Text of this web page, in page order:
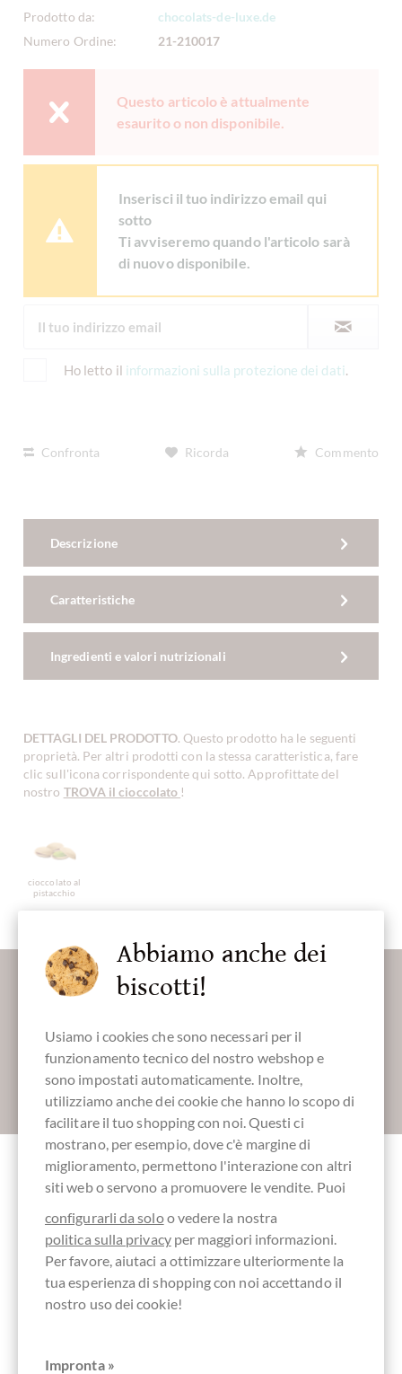
Prodotto da:
chocolats-de-luxe.de
Numero Ordine:
21-210017
Questo articolo è attualmente
esaurito o non disponibile.
Inserisci il tuo indirizzo email qui
sotto
Ti avviseremo quando l'articolo sarà
di nuovo disponibile.
Ho letto il informazioni sulla protezione dei dati.
Confronta Ricorda Commento
Descrizione
Caratteristiche
Ingredienti e valori nutrizionali
DETTAGLI DEL PRODOTTO. Questo prodotto ha le seguenti
proprietà. Per altri prodotti con la stessa caratteristica, fare
clic sull'icona corrispondente qui sotto. Approfittate del
nostro TROVA il cioccolato !
cioccolato al
pistacchio
Maggiori informazioni sul buon cioccolato?
Registrati qui per i nostri SchokoNEWS:
Absenden
Altri clienti valutati Pistazien Vergnügen -
Schokolade mit Pistazie
Scrivi la prima recensione e aiuta gli altri clienti. Grazie
per il vostro sostegno.
Abbiamo anche dei
biscotti!
Usiamo i cookies che sono necessari per il
funzionamento tecnico del nostro webshop e
sono impostati automaticamente. Inoltre,
utilizziamo anche dei cookie che hanno lo scopo di
facilitare il tuo shopping con noi. Questi ci
mostrano, per esempio, dove c'è margine di
miglioramento, permettono l'interazione con altri
siti web o servono a promuovere le vendite. Puoi
configurarli da soloo vedere la nostra
politica sulla privacyper maggiori informazioni.
Per favore, aiutaci a ottimizzare ulteriormente la
tua esperienza di shopping con noi accettando il
nostro uso dei cookie!
Impronta »